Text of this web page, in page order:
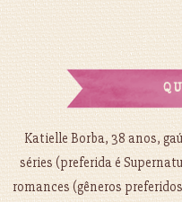
Katielle Borba, 38 anos,
séries (preferida é
romances (gêneros